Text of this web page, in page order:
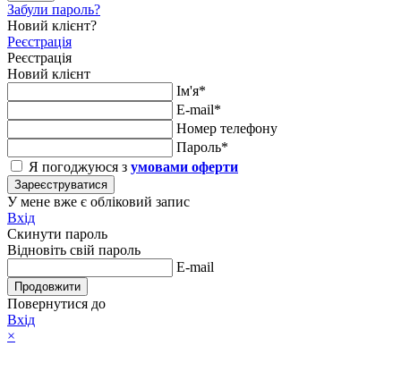
Забули пароль?
Новий клієнт?
Реєстрація
Реєстрація
Новий клієнт
Ім'я*
E-mail*
Номер телефону
Пароль*
Я погоджуюся з умовами оферти
Зареєструватися
У мене вже є обліковий запис
Вхід
Скинути пароль
Відновіть свій пароль
E-mail
Продовжити
Повернутися до
Вхід
×